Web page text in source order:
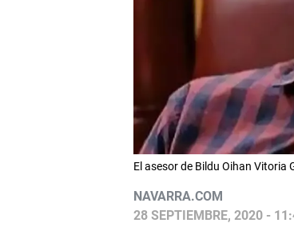
El asesor de Bildu Oihan Vitoria
NAVARRA.COM
28 SEPTIEMBRE, 2020 -